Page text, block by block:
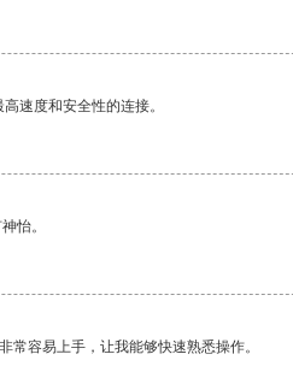
速度和安全性的连接。
怡。
常容易上手，让我能够快速熟悉操作。